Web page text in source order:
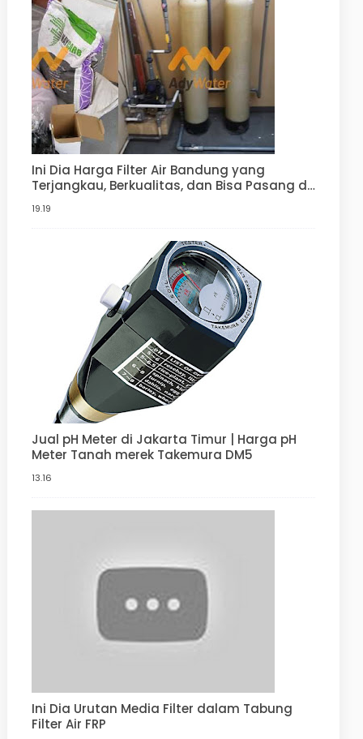
Ini Dia Harga Filter Air Bandung yang
Terjangkau, Berkualitas, dan Bisa Pasang di
ady water
19.19
Jual pH Meter di Jakarta Timur | Harga pH
Meter Tanah merek Takemura DM5
13.16
Ini Dia Urutan Media Filter dalam Tabung
Filter Air FRP